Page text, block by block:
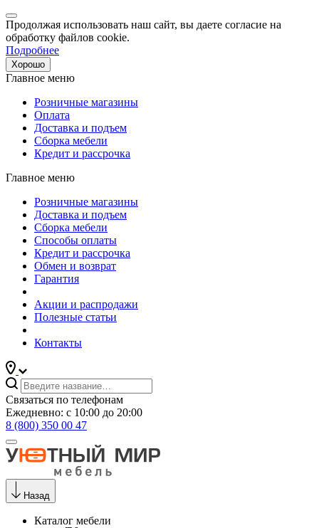
Продолжая использовать наш сайт, вы даете согласие на
обработку файлов cookie.
Подробнее
Хорошо
Главное меню
Розничные магазины
Оплата
Доставка и подъем
Сборка мебели
Кредит и рассрочка
Главное меню
Розничные магазины
Доставка и подъем
Сборка мебели
Способы оплаты
Кредит и рассрочка
Обмен и возврат
Гарантия
Акции и распродажи
Полезные статьи
Контакты
Связаться по телефонам
Ежедневно: с 10:00 до 20:00
8 (800) 350 00 47
Назад
Каталог мебели